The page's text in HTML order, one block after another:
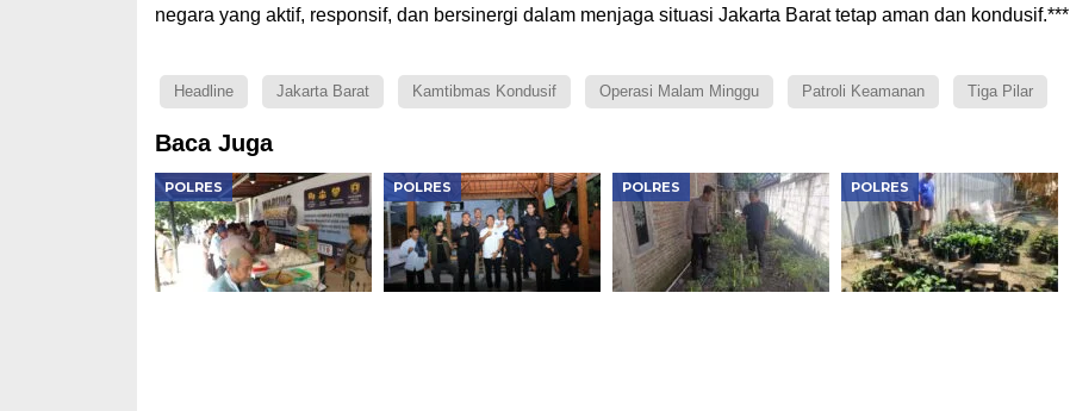
negara yang aktif, responsif, dan bersinergi dalam menjaga situasi Jakarta Barat tetap aman dan kondusif.***
Headline Jakarta Barat Kamtibmas Kondusif Operasi Malam Minggu Patroli Keamanan Tiga Pilar
Baca Juga
POLRES POLRES POLRES POLRES